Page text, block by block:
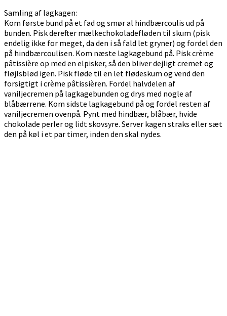
Samling af lagkagen:
Kom første bund på et fad og smør al hindbærcoulis ud på
bunden. Pisk derefter mælkechokoladefløden til skum (pisk
endelig ikke for meget, da den i så fald let gryner) og fordel den
på hindbærcoulisen. Kom næste lagkagebund på. Pisk crème
pâtissière op med en elpisker, så den bliver dejligt cremet og
fløjlsblød igen. Pisk fløde til en let flødeskum og vend den
forsigtigt i crème pâtissièren. Fordel halvdelen af
vaniljecremen på lagkagebunden og drys med nogle af
blåbærrene. Kom sidste lagkagebund på og fordel resten af
vaniljecremen ovenpå. Pynt med hindbær, blåbær, hvide
chokolade perler og lidt skovsyre. Server kagen straks eller sæt
den på køl i et par timer, inden den skal nydes.